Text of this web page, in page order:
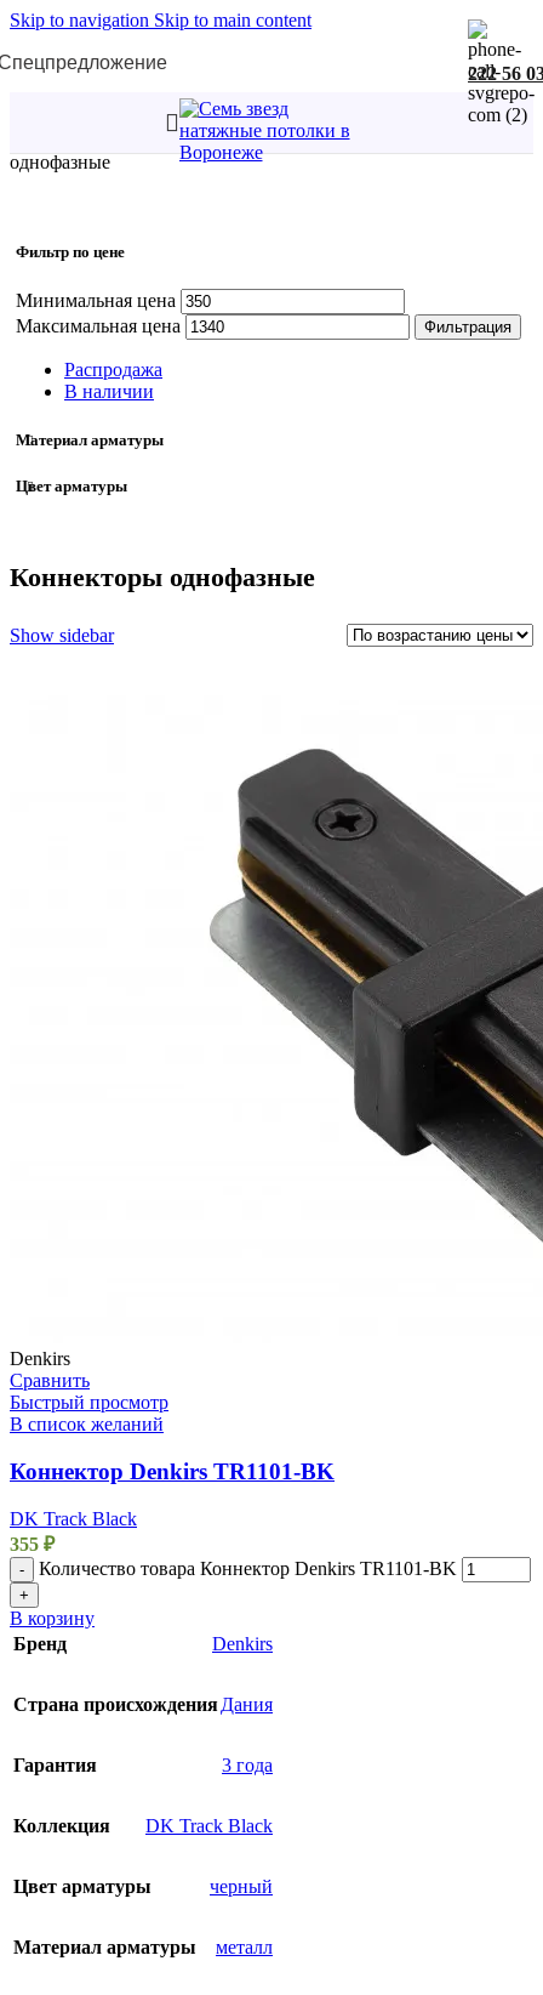
Skip to navigation Skip to main content
222 56
Трековая система однофазная/ Коннекторы
однофазные
Фильтр по цене
Минимальная цена
Максимальная цена
Фильтрация
Распродажа
В наличии
Материал арматуры
Цвет арматуры
Коннекторы однофазные
Show sidebar
Denkirs
Сравнить
Быстрый просмотр
В список желаний
Коннектор Denkirs TR1101-BK
DK Track Black
355 ₽
- Количество товара Коннектор Denkirs TR1101-BK
+
В корзину
Бренд
Denkirs
Страна происхожденияДания
Гарантия 3 года
Коллекция DK Track Black
Цвет арматуры черный
Материал арматуры металл